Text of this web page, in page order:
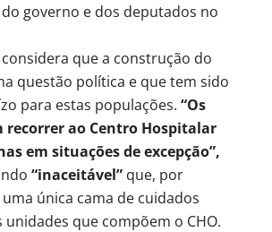
governo e dos deputados no
que a construção do
questão política e que tem sido
para estas populações. “Os
recorrer ao Centro Hospitalar
em situações de excepção”,
“inaceitável” que, por
única cama de cuidados
que compõem o CHO.